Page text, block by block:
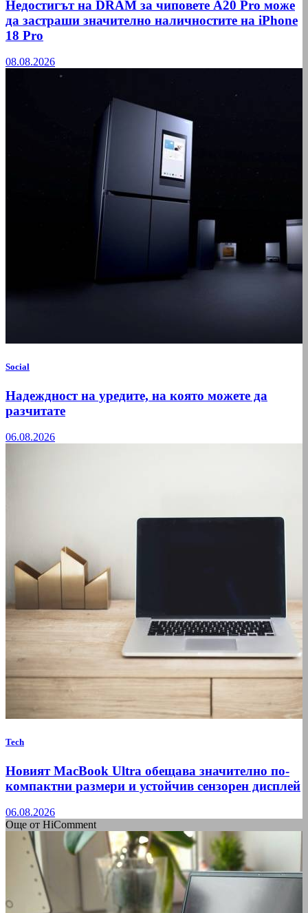
Недостигът на DRAM за чиповете A20 Pro може
да застраши значително наличностите на iPhone
18 Pro
08.08.2026
Social
Надеждност на уредите, на която можете да
разчитате
06.08.2026
Tech
Новият MacBook Ultra обещава значително по-
компактни размери и устойчив сензорен дисплей
06.08.2026
Още от HiComment